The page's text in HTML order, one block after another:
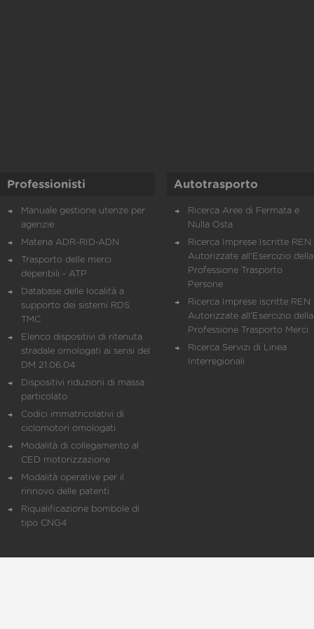
Professionisti
Manuale gestione utenze per
agenzie
Materia ADR-RID-ADN
Trasporto delle merci
deperibili - ATP
Database delle località a
supporto dei sistemi RDS
TMC
Elenco dispositivi di ritenuta
stradale omologati ai sensi del
DM 21.06.04
Dispositivi riduzioni di massa
particolato
Codici immatricolativi di
ciclomotori omologati
Modalità di collegamento al
CED motorizzazione
Modalità operative per il
rinnovo delle patenti
Riqualificazione bombole di
tipo CNG4
Autotrasporto
Ricerca Aree di Fermata e
Nulla Osta
Ricerca Imprese Iscritte REN
Autorizzate all'Esercizio della
Professione Trasporto
Persone
Ricerca Imprese iscritte REN
Autorizzate all'Esercizio della
Professione Trasporto Merci
Ricerca Servizi di Linea
Interregionali